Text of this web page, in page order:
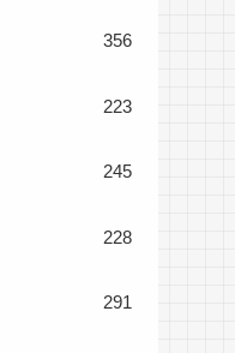
356
223
245
228
291